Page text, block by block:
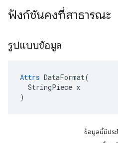
ฟังก์ชันคงที่สาธารณะ
รูปแบบข้อมูล
Attrs DataFormat(
  StringPiece x
)
ข้อมูลนี้มีประ